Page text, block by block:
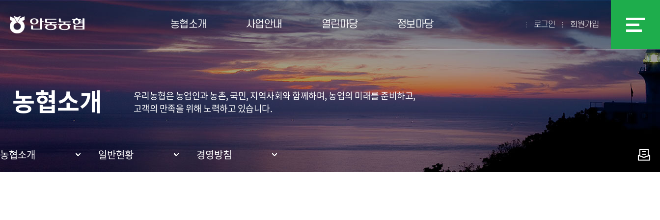
안동농협 농협소개 사업안내 열린마당 정보마당 로그인 회원가입
농협소개
우리농협은 농업인과 농촌, 국민, 지역사회와 함께하며, 농업의 미래를 준비하고,
고객의 만족을 위해 노력하고 있습니다.
농협소개 일반현황 경영방침